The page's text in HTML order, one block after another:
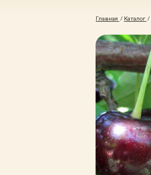
Главная / Каталог /